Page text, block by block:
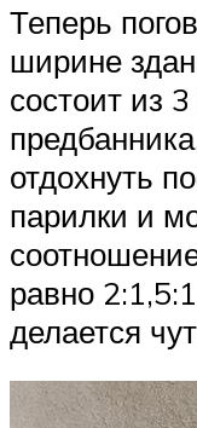
Теперь
ширине
состоит из
отдохнуть
парилки и
равно
делается